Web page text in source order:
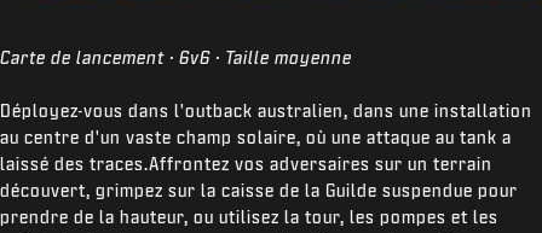
Carte de lancement · 6v6 · Taille moyenne
Déployez-vous dans l'outback australien, dans une installation
au centre d'un vaste champ solaire, où une attaque au tank a
laissé des traces.Affrontez vos adversaires sur un terrain
découvert, grimpez sur la caisse de la Guilde suspendue pour
prendre de la hauteur, ou utilisez la tour, les pompes et les